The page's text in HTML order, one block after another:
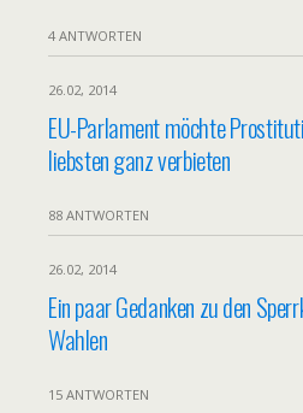
4 ANTWORTEN
26.02, 2014
EU-Parlament möchte
liebsten ganz verbieten
88 ANTWORTEN
26.02, 2014
Ein paar Gedanken zu den
Wahlen
15 ANTWORTEN